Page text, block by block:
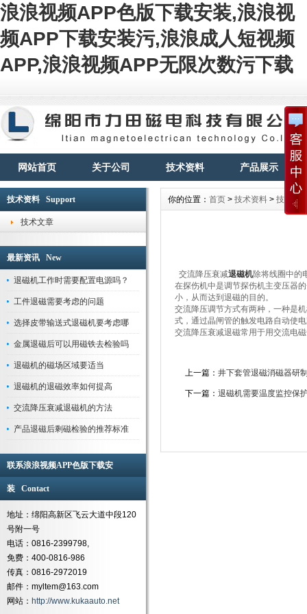
浪浪视频APP色版下载安装,浪浪视
频APP下载安装污,浪浪成人短视频
APP,浪浪视频APP无限次数污下载
网站首页 关于公司 技术资料 产品展示
技术资料 Support
技术文章
最新资讯 New
退磁机工作时需要配置电源吗？
工件退磁需要考虑的问题
选择皮带输送式退磁机要考虑哪
金属退磁后可以用磁铁去检验吗
退磁机的磁场区域要适当
退磁机的退磁效率如何提高
交流降压衰减退磁机的方法
产品退磁后剩磁检验的推荐标准
联系浪浪视频APP色版下载安
装 Contact
地址：绵阳高新区飞云大道中段120
号附一号
电话：0816-2399798,
免费：400-0816-986
传真：0816-2972019
邮件：myltem@163.com
网站： http://www.kukaauto.net
你的位置： 首页 > 技术资料 > 技术文
交流降压衰减退磁机除将线圈中的
在探伤机中是调节探伤机主变压器的一
小，从而达到退磁的目的。
交流降压调节方式有两种，一种是
式，通过晶闸管的触发电路自动使
交流降压衰减退磁常用于用交流电磁
上一篇： 井下套管退磁消磁器研
下一篇： 退磁机需要温度监控保护吗